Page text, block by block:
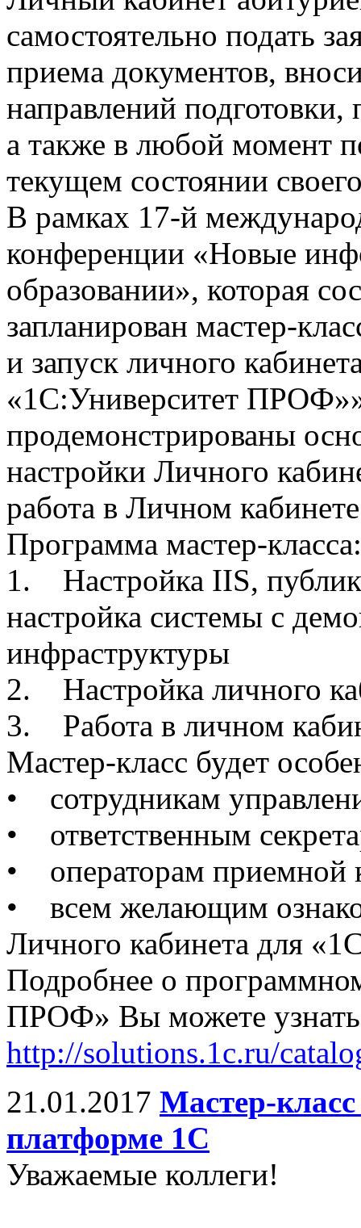
самостоятельно подать
приема документов,
направлений подготовки,
а также в любой момент
текущем состоянии
В рамках 17-й
конференции «Новые
образовании», которая
запланирован мастер-
и запуск личного
«1С:Университет
продемонстрированы
настройки Личного
работа в Личном
Программа мастер-класса:
1. Настройка IIS,
настройка системы с
инфраструктуры
2. Настройка личного
3. Работа в личном
Мастер-класс будет
• сотрудникам
• ответственным
• операторам приемной
• всем желающим
Личного кабинета для
Подробнее о
ПРОФ» Вы можете узнать
http://solutions.1c.ru/
21.01.2017 Мастер-
платформе 1С
Уважаемые коллеги!